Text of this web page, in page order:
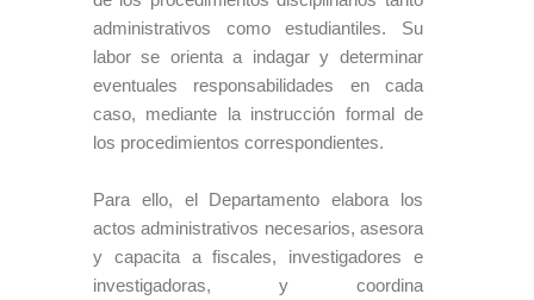
administrativos como estudiantiles. Su
labor se orienta a indagar y determinar
eventuales responsabilidades en cada
caso, mediante la instrucción formal de
los procedimientos correspondientes.
Para ello, el Departamento elabora los
actos administrativos necesarios, asesora
y capacita a fiscales, investigadores e
investigadoras, y coordina